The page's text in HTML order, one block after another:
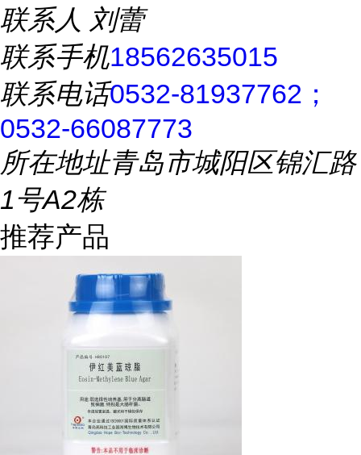
联系人 刘蕾
联系手机18562635015
联系电话0532-81937762；
0532-66087773
所在地址青岛市城阳区锦汇路
1号A2栋
推荐产品